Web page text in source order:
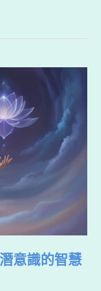
意識的智慧